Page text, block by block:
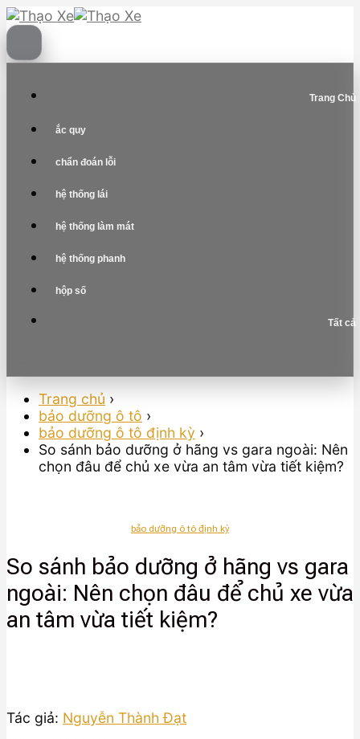
Skip
to
content
Trang Chủ
ắc quy
chẩn đoán lỗi
hệ thống lái
hệ thống làm mát
hệ thống phanh
hộp số
Tất cả
Trang chủ ›
bảo dưỡng ô tô ›
bảo dưỡng ô tô định kỳ ›
So sánh bảo dưỡng ở hãng vs gara ngoài: Nên
chọn đâu để chủ xe vừa an tâm vừa tiết kiệm?
bảo dưỡng ô tô định kỳ
So sánh bảo dưỡng ở hãng vs gara
ngoài: Nên chọn đâu để chủ xe vừa
an tâm vừa tiết kiệm?
Tác giả: Nguyễn Thành Đạt